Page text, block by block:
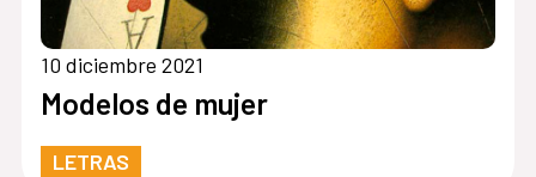
10 diciembre 2021
Modelos de mujer
LETRAS